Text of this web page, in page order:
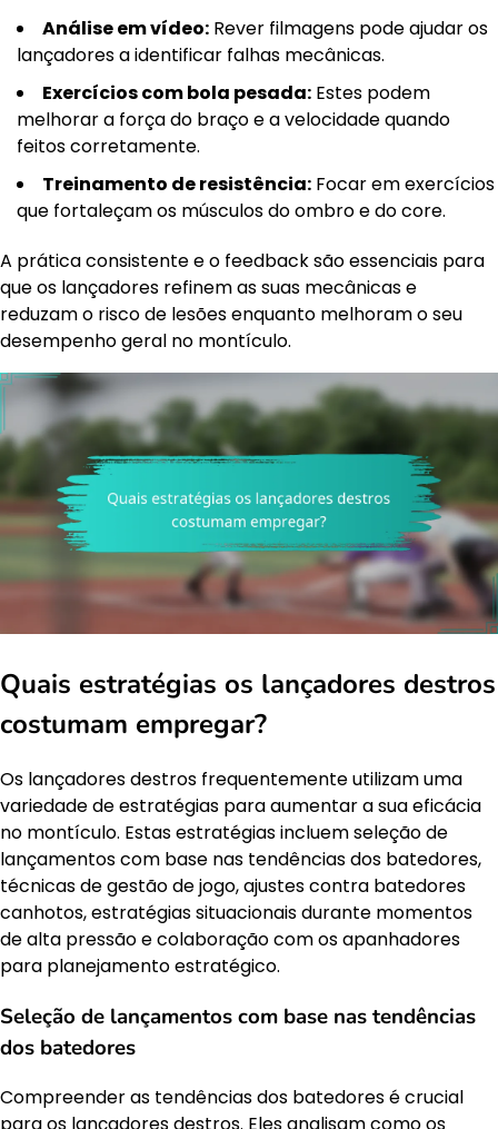
Análise em vídeo: Rever filmagens pode ajudar os
lançadores a identificar falhas mecânicas.
Exercícios com bola pesada: Estes podem
melhorar a força do braço e a velocidade quando
feitos corretamente.
Treinamento de resistência: Focar em exercícios
que fortaleçam os músculos do ombro e do core.
A prática consistente e o feedback são essenciais para
que os lançadores refinem as suas mecânicas e
reduzam o risco de lesões enquanto melhoram o seu
desempenho geral no montículo.
Quais estratégias os lançadores destros
costumam empregar?
Os lançadores destros frequentemente utilizam uma
variedade de estratégias para aumentar a sua eficácia
no montículo. Estas estratégias incluem seleção de
lançamentos com base nas tendências dos batedores,
técnicas de gestão de jogo, ajustes contra batedores
canhotos, estratégias situacionais durante momentos
de alta pressão e colaboração com os apanhadores
para planejamento estratégico.
Seleção de lançamentos com base nas tendências
dos batedores
Compreender as tendências dos batedores é crucial
para os lançadores destros. Eles analisam como os